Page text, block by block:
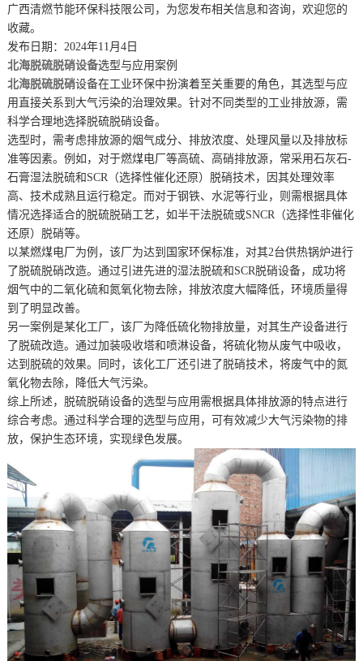
广西清燃节能环保科技限公司，为您发布相关信息和咨询，欢迎您的
收藏。
发布日期：2024年11月4日
北海脱硫脱硝设备选型与应用案例
北海脱硫脱硝设备在工业环保中扮演着至关重要的角色，其选型与应
用直接关系到大气污染的治理效果。针对不同类型的工业排放源，需
科学合理地选择脱硫脱硝设备。
选型时，需考虑排放源的烟气成分、排放浓度、处理风量以及排放标
准等因素。例如，对于燃煤电厂等高硫、高硝排放源，常采用石灰石-
石膏湿法脱硫和SCR（选择性催化还原）脱硝技术，因其处理效率
高、技术成熟且运行稳定。而对于钢铁、水泥等行业，则需根据具体
情况选择适合的脱硫脱硝工艺，如半干法脱硫或SNCR（选择性非催化
还原）脱硝等。
以某燃煤电厂为例，该厂为达到国家环保标准，对其2台供热锅炉进行
了脱硫脱硝改造。通过引进先进的湿法脱硫和SCR脱硝设备，成功将
烟气中的二氧化硫和氮氧化物去除，排放浓度大幅降低，环境质量得
到了明显改善。
另一案例是某化工厂，该厂为降低硫化物排放量，对其生产设备进行
了脱硫改造。通过加装吸收塔和喷淋设备，将硫化物从废气中吸收，
达到脱硫的效果。同时，该化工厂还引进了脱硝技术，将废气中的氮
氧化物去除，降低大气污染。
综上所述，脱硫脱硝设备的选型与应用需根据具体排放源的特点进行
综合考虑。通过科学合理的选型与应用，可有效减少大气污染物的排
放，保护生态环境，实现绿色发展。